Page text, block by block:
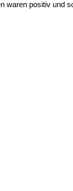
positiv und